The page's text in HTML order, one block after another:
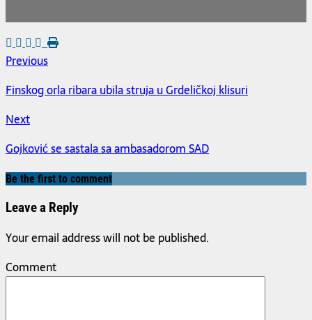
Previous
Finskog orla ribara ubila struja u Grdeličkoj klisuri
Next
Gojković se sastala sa ambasadorom SAD
Be the first to comment
Leave a Reply
Your email address will not be published.
Comment